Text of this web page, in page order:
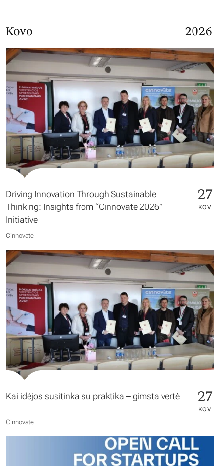
Kovo 2026
Driving Innovation Through Sustainable
Thinking: Insights from “Cinnovate 2026”
Initiative
27
KOV
Cinnovate
Kai idėjos susitinka su praktika – gimsta vertė 27
KOV
Cinnovate